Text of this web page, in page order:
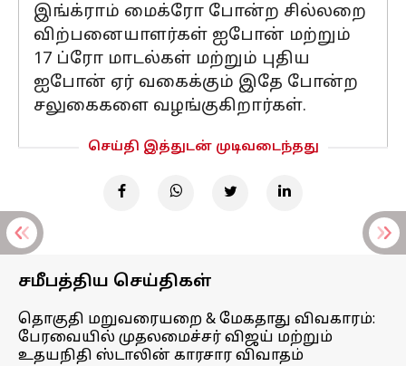
இங்க்ராம் மைக்ரோ போன்ற சில்லறை
விற்பனையாளர்கள் ஐபோன் மற்றும்
17 ப்ரோ மாடல்கள் மற்றும் புதிய
ஐபோன் ஏர் வகைக்கும் இதே போன்ற
சலுகைகளை வழங்குகிறார்கள்.
செய்தி இத்துடன் முடிவடைந்தது
சமீபத்திய செய்திகள்
தொகுதி மறுவரையறை & மேகதாது விவகாரம்:
பேரவையில் முதலமைச்சர் விஜய் மற்றும்
உதயநிதி ஸ்டாலின் காரசார விவாதம்